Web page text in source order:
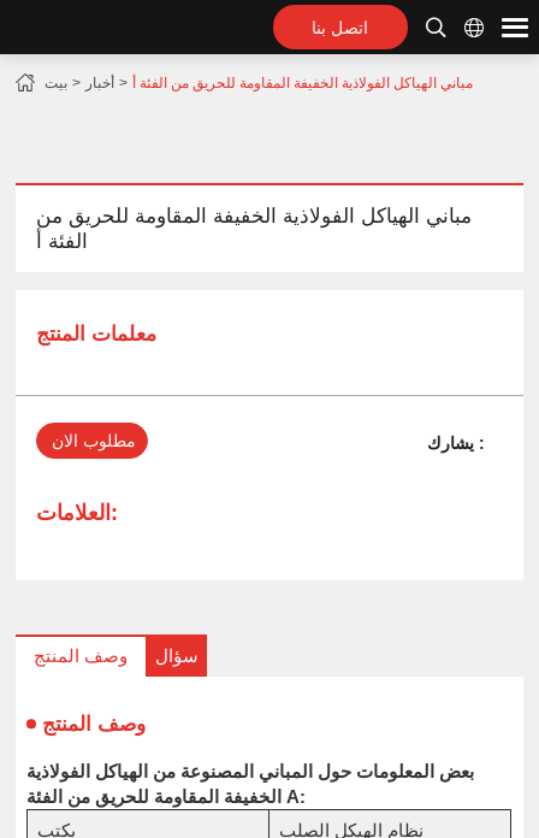
اتصل بنا
بيت أخبار مباني الهياكل الفولاذية الخفيفة المقاومة للحريق من الفئة أ
مباني الهياكل الفولاذية الخفيفة المقاومة للحريق من
الفئة أ
معلمات المنتج
مطلوب الان يشارك :
العلامات:
وصف المنتج سؤال
وصف المنتج
بعض المعلومات حول المباني المصنوعة من الهياكل الفولاذية
الخفيفة المقاومة للحريق من الفئة A:
يكتب
نظام الهيكل الصلب